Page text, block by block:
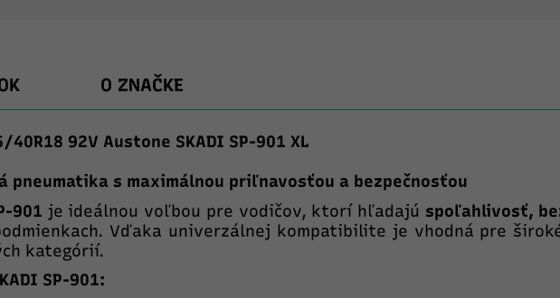
O ZNAČKE
92V Austone SKADI SP-901 XL
pneumatika s maximálnou priľnavosťou a bezpečnosťou
901 je ideálnou voľbou pre vodičov, ktorí hľadajú spoľahlivosť,
Vďaka univerzálnej kompatibilite je vhodná pre
kategórií.
SP-901: